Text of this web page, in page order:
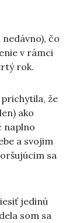
čo
v rámci
rok.
že
ako
naplno
a svojim
sa
jedinú
som sa